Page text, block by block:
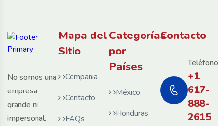
No somos una
empresa
grande ni
impersonal.
Mapa del
Sitio
Compañia
Contacto
FAQs
Categorías
por
Países
México
Honduras
Contacto
+1
617-
888-
2615